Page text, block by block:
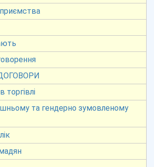
торгівлі
та гендерно зумовленому